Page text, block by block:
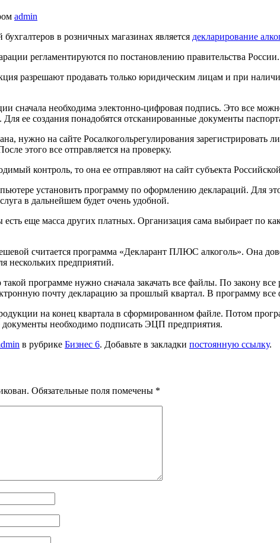
admin
в розничных магазинах является декларирование
регламентируются по постановлению правительства России.
разрешают продавать только юридическим лицам и при
сначала необходима электонно-цифровая подпись. Это все
Для ее создания понадобятся отсканированные документы
нужно на сайте Росалкогольрегулирования
этого все отправляется на проверку.
контроль, то она ее отправляют на сайт субъекта
установить программу по оформлению деклараций. Для
в дальнейшем будет очень удобной.
еще масса других платных. Организация сама выбирает по
считается программа «Декларант ПЛЮС алкоголь». Она
нескольких предприятий.
программе нужно сначала закачать все файлы. По закону
почту декларацию за прошлый квартал. В программу
на конец квартала в сформированном файле. Потом
документы необходимо подписать ЭЦП предприятия.
в рубрике Бизнес 6. Добавьте в закладки постоянную ссылку.
Обязательные поля помечены *